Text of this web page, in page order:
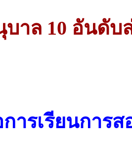
บาล 10 อันดับ
ารเรียนการ